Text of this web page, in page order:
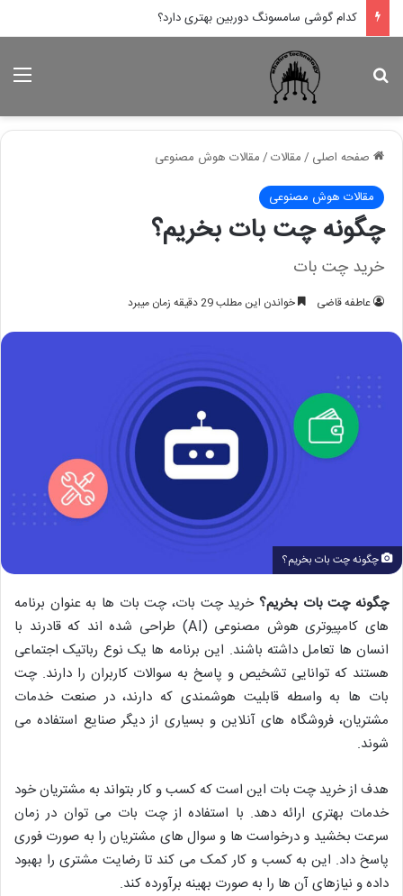
کدام لپ تاپ اپل بهتر است؟
جستجو برای
صفحه اصلی /مقالات/مقالات هوش مصنوعی
مقالات هوش مصنوعی
چگونه چت بات بخریم؟
خرید چت بات
عاطفه قاضی خواندن این مطلب 29 دقیقه زمان میبرد
چگونه چت بات بخریم؟
چگونه چت بات بخریم؟ خرید چت بات، چت بات ها به عنوان برنامه
های کامپیوتری هوش مصنوعی (AI) طراحی شده اند که قادرند با
انسان ها تعامل داشته باشند. این برنامه ها یک نوع رباتیک اجتماعی
هستند که توانایی تشخیص و پاسخ به سوالات کاربران را دارند. چت
بات ها به واسطه قابلیت هوشمندی که دارند، در صنعت خدمات
مشتریان، فروشگاه های آنلاین و بسیاری از دیگر صنایع استفاده می
شوند.
هدف از خرید چت بات این است که کسب و کار بتواند به مشتریان خود
خدمات بهتری ارائه دهد. با استفاده از چت بات می توان در زمان
سرعت بخشید و درخواست ها و سوال های مشتریان را به صورت فوری
پاسخ داد. این به کسب و کار کمک می کند تا رضایت مشتری را بهبود
داده و نیازهای آن ها را به صورت بهینه برآورده کند.